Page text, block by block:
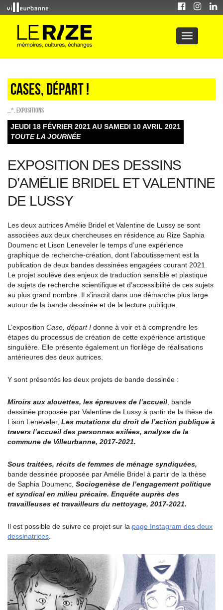
Cases, départ !
_* EXPOSITIONS
JEUDI 18 FÉVRIER 2021 AU SAMEDI 10 AVRIL 2021
TOUTE LA JOURNÉE
EXPOSITION DES DESSINS
D’AMÉLIE BRIDEL ET VALENTINE
DE LUSSY
Les deux autrices Amélie Bridel et Valentine de Lussy se sont
associées aux deux chercheuses en résidence au Rize Saphia
Doumenc et Lison Leneveler le temps d’une expérience
graphique de recherche-création, dont l’aboutissement est la
publication de deux bandes dessinées engagées courant 2021.
Le projet soulève des enjeux de traduction sensible et plastique
de sujets de recherche scientifique et d’accessibilité de ces sujets
au plus grand nombre. Il s’inscrit dans une démarche plus large
autour de la bande dessinée et de la lecture publique.
L’exposition Case, départ ! donne à voir et à comprendre les
étapes du processus de création de cette expérience artistique
singulière. Elle présente également un florilège de réalisations
antérieures des deux autrices.
Y sont présentés les deux projets de bande dessinée :
Miroirs aux alouettes, les épreuves de l’accueil , bande
dessinée proposée par Valentine de Lussy à partir de la thèse de
Lison Leneveler, Les mutations du droit de l’action publique à
travers l’accueil des personnes exilées, analyse de la
commune de Villeurbanne, 2017-2021.
Sous traitées, récits de femmes de ménage syndiquées,
bande dessinée proposée par Amélie Bridel à partir de la thèse
de Saphia Doumenc, Sociogenèse de l’engagement politique
et syndical en milieu précaire. Enquête auprès des
travailleuses et travailleurs du nettoyage, 2017-2021.
Il est possible de suivre ce projet sur la page Instagram des deux
dessinatrices